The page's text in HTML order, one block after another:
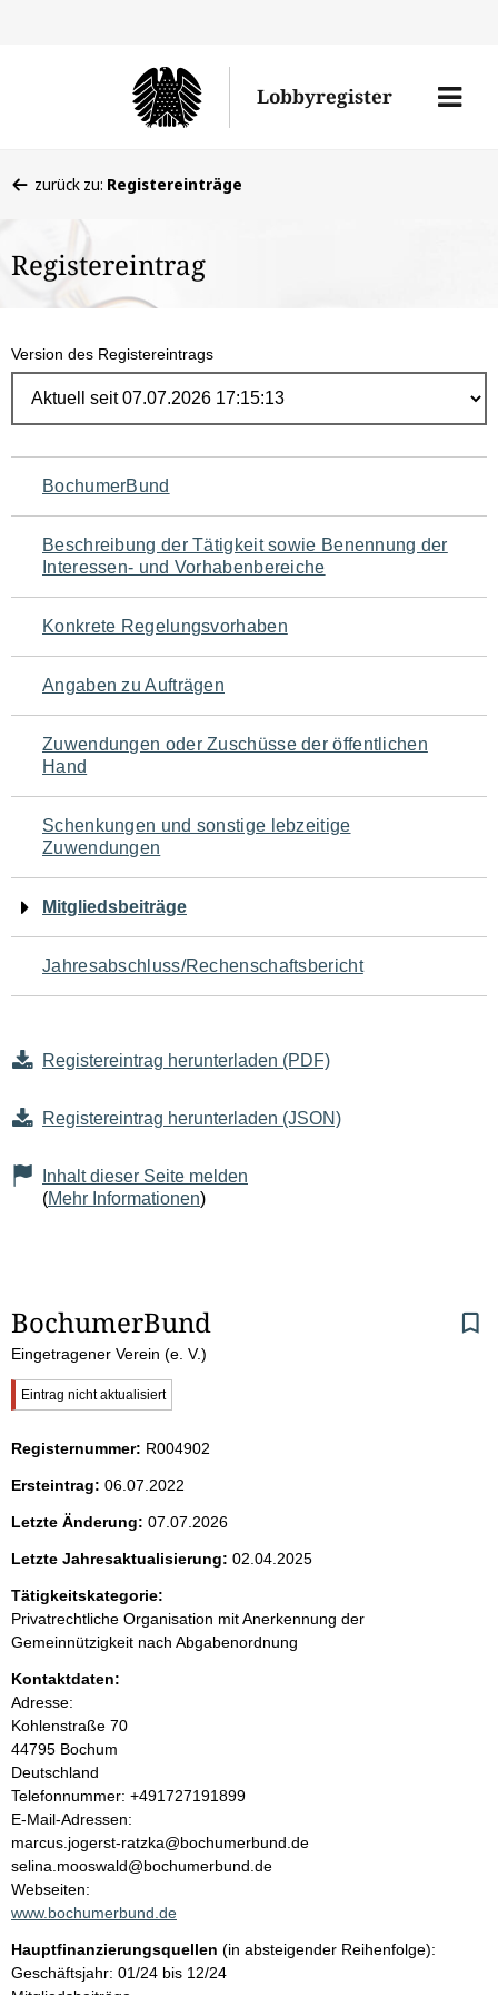
Lobbyregister
Menü
befinden
hier:
zurück zu: Registereinträge
Registereintrag
Version des Registereintrags
Navigation
für
den
Seiteninhalt
BochumerBund
Beschreibung der Tätigkeit sowie Benennung der
Interessen- und Vorhabenbereiche
Konkrete Regelungsvorhaben
Angaben zu Aufträgen
Zuwendungen oder Zuschüsse der öffentlichen
Hand
Schenkungen und sonstige lebzeitige
Zuwendungen
Mitgliedsbeiträge
Jahresabschluss/Rechenschaftsbericht
Registereintrag herunterladen (PDF)
Registereintrag herunterladen (JSON)
Inhalt dieser Seite melden
(Mehr Informationen)
S
e
i
t
e
n
i
n
h
a
l
t
BochumerBund
Eingetragener Verein (e. V.)
W
i
h
i
r
i
n
w
i
Eintrag nicht aktualisiert
Registernummer: R004902
Ersteintrag: 06.07.2022
Letzte Änderung: 07.07.2026
Letzte Jahresaktualisierung: 02.04.2025
Tätigkeitskategorie:
Privatrechtliche Organisation mit Anerkennung der
Gemeinnützigkeit nach Abgabenordnung
Kontaktdaten:
Adresse:
Kohlenstraße 70
44795 Bochum
Deutschland
K
o
n
t
a
k
i
n
Telefonnummer: +491727191899
E-Mail-Adressen:
marcus.jogerst-ratzka@bochumerbund.de
selina.mooswald@bochumerbund.de
Webseiten:
www.bochumerbund.de
Hauptfinanzierungsquellen (in absteigender Reihenfolge):
Geschäftsjahr: 01/24 bis 12/24